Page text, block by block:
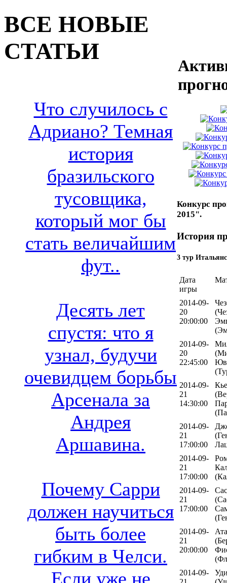
ВСЕ НОВЫЕ
СТАТЬИ
Что случилось с
Адриано? Темная
история
бразильского
тусовщика,
который мог бы
стать величайшим
фут..
Десять лет
спустя: что я
узнал, будучи
очевидцем борьбы
Арсенала за
Андрея
Аршавина.
Почему Сарри
должен научиться
быть более
гибким в Челси.
Если уже не
Конкурс
2015".
История
3 тур
Дата
игры
2014-09-
20
20:00:00
2014-09-
20
22:45:00
2014-09-
21
14:30:00
2014-09-
21
17:00:00
2014-09-
21
17:00:00
2014-09-
21
17:00:00
2014-09-
21
20:00:00
2014-09-